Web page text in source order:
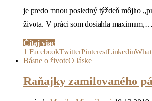
je predo mnou posledný týždeň môjho
života. V práci som dosiahla maximum,…
Čítaj viac
1 FacebookTwitterPinterestLinkedin
Básne o životeO láske
Raňajky zamilovaného